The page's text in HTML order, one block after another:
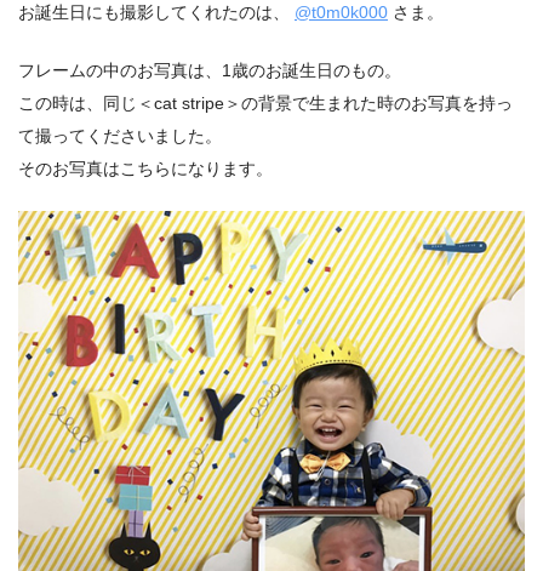
お誕生日にも撮影してくれたのは、 @t0m0k000 さま。
フレームの中のお写真は、1歳のお誕生日のもの。
この時は、同じ＜cat stripe＞の背景で生まれた時のお写真を持っ
て撮ってくださいました。
そのお写真はこちらになります。